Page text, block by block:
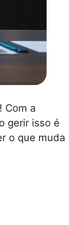
Com a
gerir isso é
o que muda